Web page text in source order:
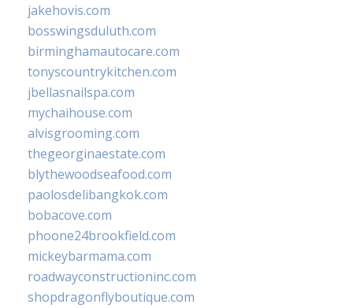
jakehovis.com
bosswingsduluth.com
birminghamautocare.com
tonyscountrykitchen.com
jbellasnailspa.com
mychaihouse.com
alvisgrooming.com
thegeorginaestate.com
blythewoodseafood.com
paolosdelibangkok.com
bobacove.com
phoone24brookfield.com
mickeybarmama.com
roadwayconstructioninc.com
shopdragonflyboutique.com